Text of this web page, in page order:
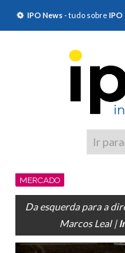
IPO News - tudo sobre IPO
MERCADO
Da esquerda para a
Marcos Leal |